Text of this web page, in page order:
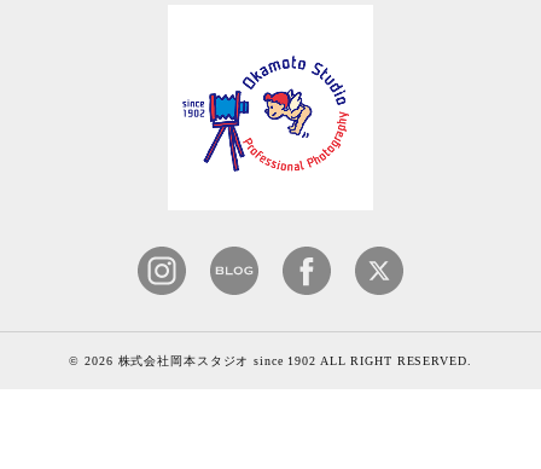
© 2026 株式会社岡本スタジオ since 1902 ALL RIGHT RESERVED.